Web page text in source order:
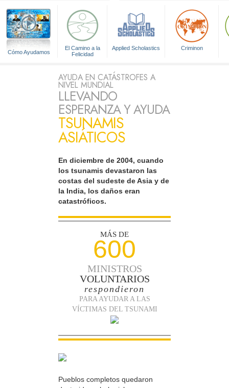
Cómo Ayudamos
El Camino a la
Felicidad
Applied Scholastics Criminon
AYUDA EN CATÁSTROFES A
NIVEL MUNDIAL
LLEVANDO
ESPERANZA Y AYUDA
TSUNAMIS
ASIÁTICOS
En diciembre de 2004, cuando
los tsunamis devastaron las
costas del sudeste de Asia y de
la India, los daños eran
catastróficos.
MÁS DE
600
MINISTROS
VOLUNTARIOS
respondieron
PARA AYUDAR A LAS
VÍCTIMAS DEL TSUNAMI
Pueblos completos quedaron